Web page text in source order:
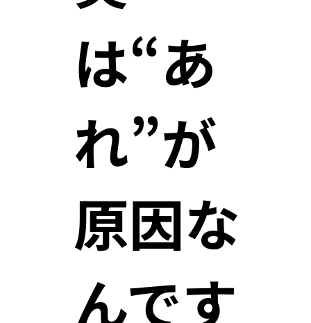
は“あ
れ”が
原因な
んです